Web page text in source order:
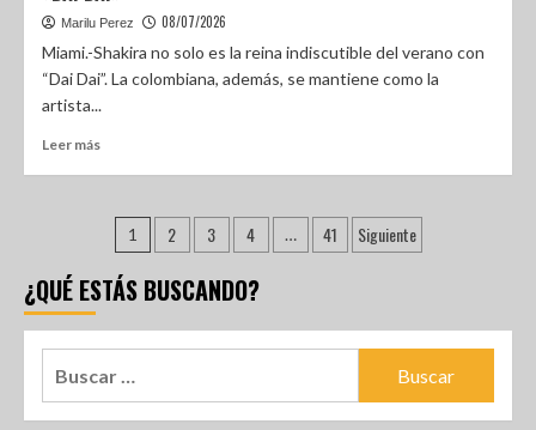
Marilu Perez 08/07/2026
Miami.-Shakira no solo es la reina indiscutible del verano con
“Dai Dai”. La colombiana, además, se mantiene como la
artista...
Leer más
1 2 3 4 … 41 Siguiente
¿QUÉ ESTÁS BUSCANDO?